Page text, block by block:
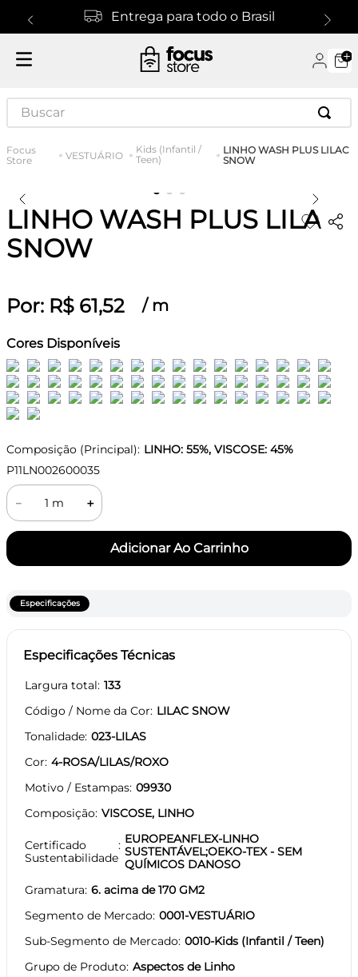
Entrega para todo o Brasil
Buscar
VESTUÁRIO
Kids (Infantil /
Teen)
LINHO WASH PLUS LILAC
SNOW
LINHO WASH PLUS LILAC
SNOW
Por: R$ 61,52 / m
Cores Disponíveis
Composição (Principal): LINHO: 55%, VISCOSE: 45%
P11LN002600035
＋
－
Especificações
Especificações Técnicas
Largura total 133
Código / Nome da Cor LILAC SNOW
Tonalidade 023-LILAS
Cor 4-ROSA/LILAS/ROXO
Motivo / Estampas 09930
Composição VISCOSE, LINHO
Certificado
Sustentabilidade
EUROPEANFLEX-LINHO
SUSTENTÁVEL;OEKO-TEX - SEM
QUÍMICOS DANOSO
Gramatura 6. acima de 170 GM2
Segmento de Mercado 0001-VESTUÁRIO
Sub-Segmento de Mercado 0010-Kids (Infantil / Teen)
Grupo de Produto Aspectos de Linho